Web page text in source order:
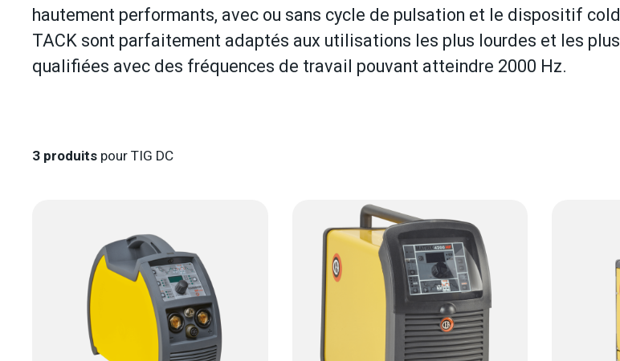
hautement performants, avec ou sans cycle de pulsation et le dispositif cold
TACK sont parfaitement adaptés aux utilisations les plus lourdes et les plus
qualifiées avec des fréquences de travail pouvant atteindre 2000 Hz.
3 produits pour TIG DC